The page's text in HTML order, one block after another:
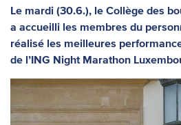
Le mardi (30.6.), le Collège des
a accueilli les membres du
réalisé les meilleures
de l’ING Night Marathon